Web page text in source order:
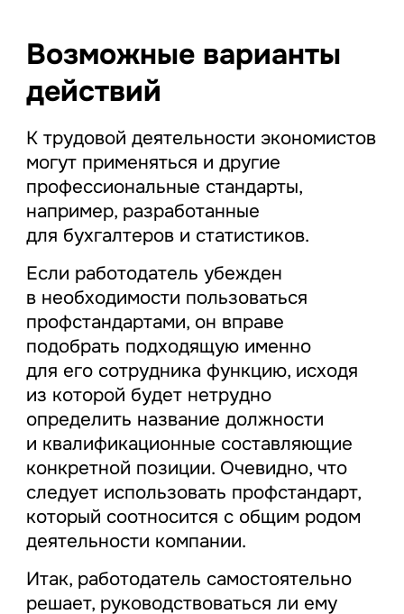
Возможные варианты
действий
К трудовой деятельности экономистов
могут применяться и другие
профессиональные стандарты,
например, разработанные
для бухгалтеров и статистиков.
Если работодатель убежден
в необходимости пользоваться
профстандартами, он вправе
подобрать подходящую именно
для его сотрудника функцию, исходя
из которой будет нетрудно
определить название должности
и квалификационные составляющие
конкретной позиции. Очевидно, что
следует использовать профстандарт,
который соотносится с общим родом
деятельности компании.
Итак, работодатель самостоятельно
решает, руководствоваться ли ему